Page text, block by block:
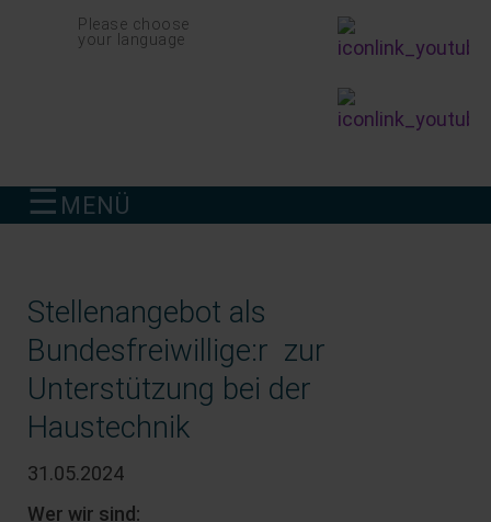
Navigation
überspringenPlease choose
your language
☰ MENÜ
Stellenangebot als
Bundesfreiwillige:r zur
Unterstützung bei der
Haustechnik
31.05.2024
Wer wir sind: